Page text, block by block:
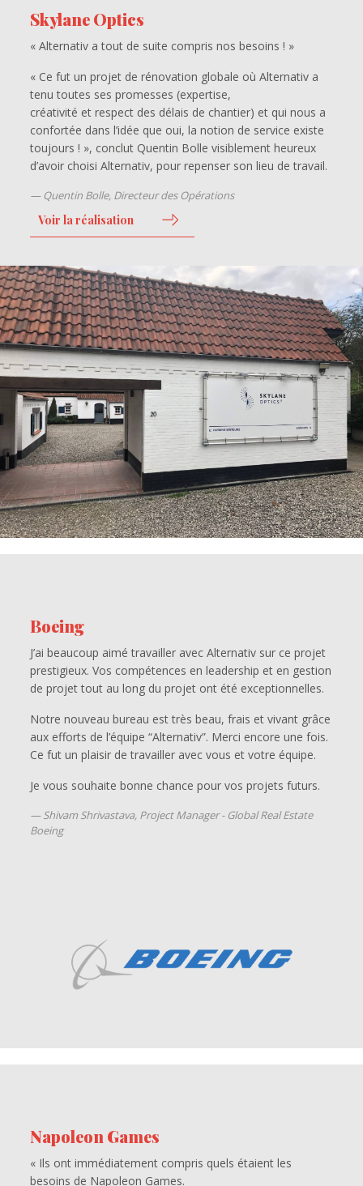
Skylane Optics
« Alternativ a tout de suite compris nos besoins ! »
« Ce fut un projet de rénovation globale où Alternativ a
tenu toutes ses promesses (expertise,
créativité et respect des délais de chantier) et qui nous a
confortée dans l’idée que oui, la notion de service existe
toujours ! », conclut Quentin Bolle visiblement heureux
d’avoir choisi Alternativ, pour repenser son lieu de travail.
Quentin Bolle, Directeur des Opérations
Voir la réalisation
Boeing
J’ai beaucoup aimé travailler avec Alternativ sur ce projet
prestigieux. Vos compétences en leadership et en gestion
de projet tout au long du projet ont été exceptionnelles.
Notre nouveau bureau est très beau, frais et vivant grâce
aux efforts de l’équipe “Alternativ”. Merci encore une fois.
Ce fut un plaisir de travailler avec vous et votre équipe.
Je vous souhaite bonne chance pour vos projets futurs.
Shivam Shrivastava, Project Manager - Global Real Estate
Boeing
Napoleon Games
« Ils ont immédiatement compris quels étaient les
besoins de Napoleon Games.